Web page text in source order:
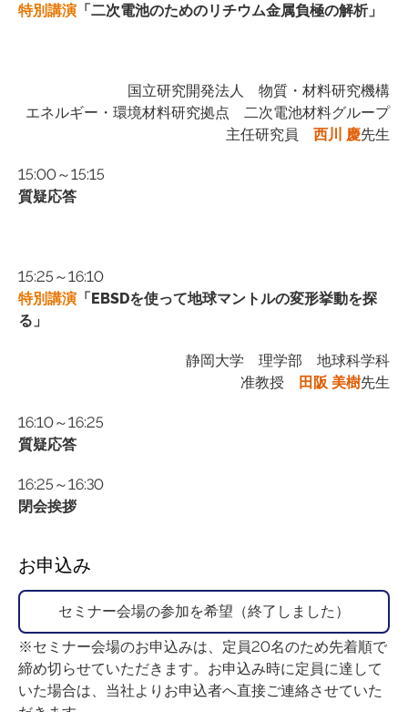
特別講演 「二次電池のためのリチウム金属負極の解析」
国立研究開発法人 物質・材料研究機構
エネルギー・環境材料研究拠点 二次電池材料グループ
主任研究員 西川 慶先生
15:00～15:15
質疑応答
15:25～16:10
特別講演 「EBSDを使って地球マントルの変形挙動を探
る」
静岡大学 理学部 地球科学科
准教授
田阪 美樹先生
16:10～16:25
質疑応答
16:25～16:30
閉会挨拶
お申込み
セミナー会場の参加を希望（終了しました）
※セミナー会場のお申込みは、定員20名のため先着順で
締め切らせていただきます。お申込み時に定員に達して
いた場合は、当社よりお申込者へ直接ご連絡させていた